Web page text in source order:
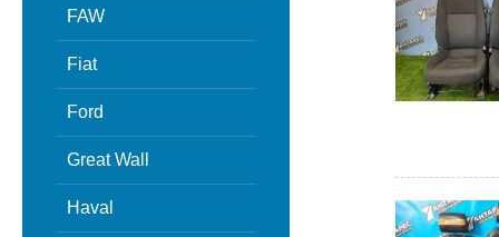
FAW
Fiat
Ford
Great Wall
Haval